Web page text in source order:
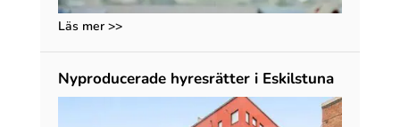
Läs mer >>
Nyproducerade hyresrätter i Eskilstuna